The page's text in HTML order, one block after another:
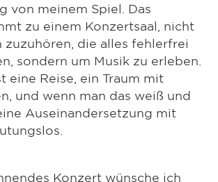
von meinem Spiel. Das
zu einem Konzertsaal, nicht
zuzuhören, die alles fehlerfrei
sondern um Musik zu erleben.
eine Reise, ein Traum mit
und wenn man das weiß und
Auseinandersetzung mit
Konzert wünsche ich